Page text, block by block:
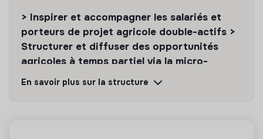
À plus long terme, la structure agricole pourra évoluer
pourhéberger des activités non-agricoles,
permettant d’intégrer la pluri-activité au sein de la
même entreprise.
Autrement dit : vous pouvez venir pour la saison… et
imaginer plus.
> Inspirer et accompagner les salariés et
porteurs de projet agricole double-actifs >
Structurer et diffuser des opportunités
agricoles à temps partiel via la micro-
association ou le salariat
En savoir plus sur la structure